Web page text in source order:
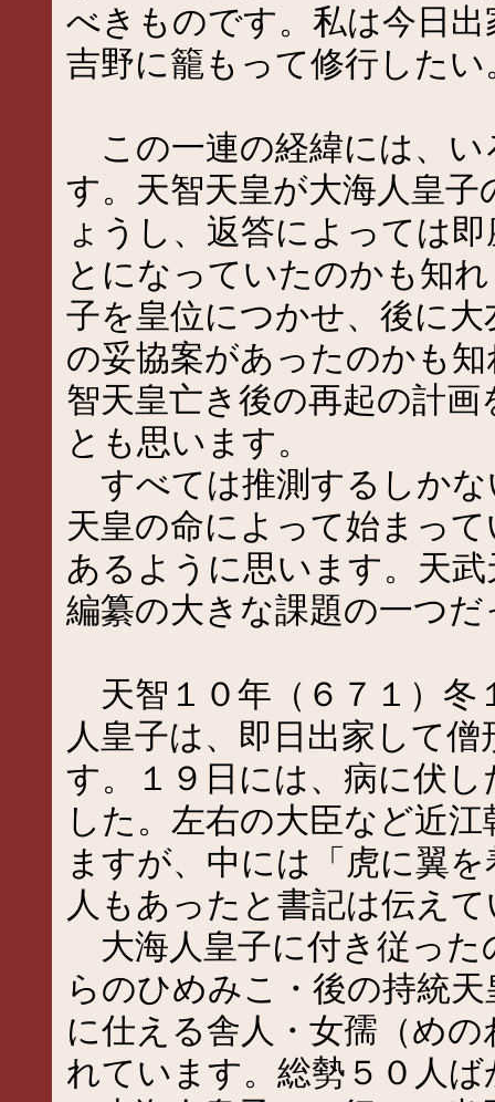
べきものです。私は今日
吉野に籠もって修行した
この一連の経緯には、い
す。天智天皇が大海人皇
ょうし、返答によっては
とになっていたのかも知
子を皇位につかせ、後に
の妥協案があったのかも
智天皇亡き後の再起の計
とも思います。
すべては推測するしかな
天皇の命によって始まっ
あるように思います。天
編纂の大きな課題の一つ
天智１０年（６７１）冬
人皇子は、即日出家して
す。１９日には、病に伏
した。左右の大臣など近
ますが、中には「虎に翼
人もあったと書記は伝え
大海人皇子に付き従った
らのひめみこ・後の持統
に仕える舎人・女孺（め
れています。総勢５０人